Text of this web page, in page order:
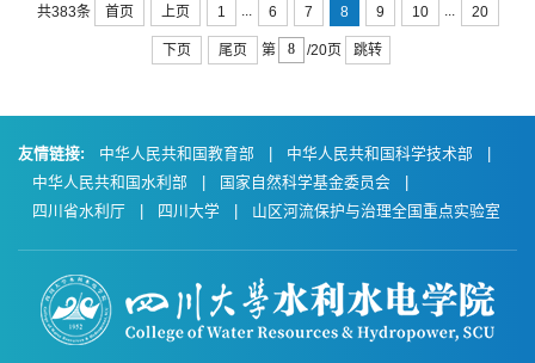
共383条 首页 上页 1 ... 6 7 8 9 10 ... 20
下页 尾页 第 /20页 跳转
友情链接: 中华人民共和国教育部 中华人民共和国科学技术部
中华人民共和国水利部
国家自然科学基金委员会
四川省水利厅
四川大学 山区河流保护与治理全国重点实验室